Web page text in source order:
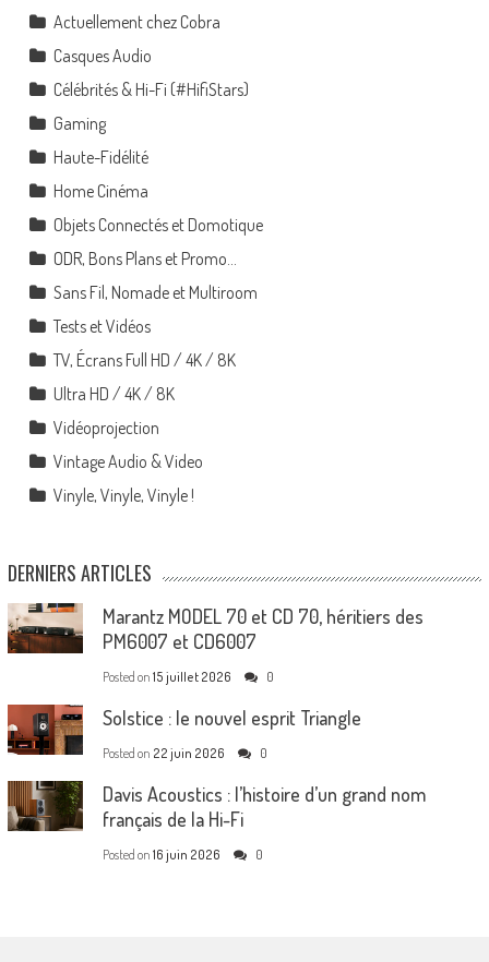
Actuellement chez Cobra
Casques Audio
Célébrités & Hi-Fi (#HifiStars)
Gaming
Haute-Fidélité
Home Cinéma
Objets Connectés et Domotique
ODR, Bons Plans et Promo…
Sans Fil, Nomade et Multiroom
Tests et Vidéos
TV, Écrans Full HD / 4K / 8K
Ultra HD / 4K / 8K
Vidéoprojection
Vintage Audio & Video
Vinyle, Vinyle, Vinyle !
DERNIERS ARTICLES
Marantz MODEL 70 et CD 70, héritiers des
PM6007 et CD6007
Posted on 15 juillet 2026 0
Solstice : le nouvel esprit Triangle
Posted on 22 juin 2026 0
Davis Acoustics : l’histoire d’un grand nom
français de la Hi-Fi
Posted on 16 juin 2026 0